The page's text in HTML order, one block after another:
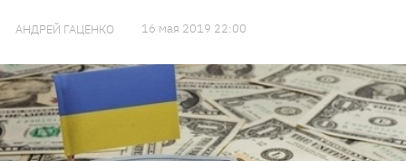
АНДРЕЙ ГАЦЕНКО 16 мая 2019 22:00